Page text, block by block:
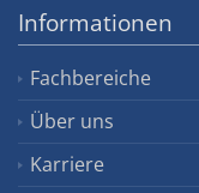
Informationen
Fachbereiche
Über uns
Karriere